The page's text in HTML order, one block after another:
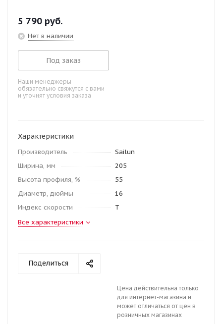
5 790 руб.
Нет в наличии
Под заказ
Наши менеджеры
обязательно свяжутся с вами
и уточнят условия заказа
Характеристики
Производитель
Sailun
Ширина, мм
205
Высота профиля, %
55
Диаметр, дюймы
16
Индекс скорости
T
Все характеристики
Поделиться
Цена действительна только
для интернет-магазина и
может отличаться от цен в
розничных магазинах